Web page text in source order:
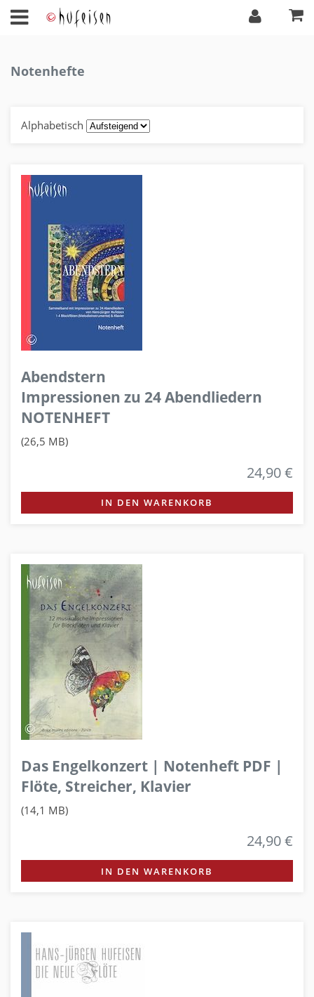
Notenhefte
Alphabetisch
Abendstern
Impressionen zu 24 Abendliedern
NOTENHEFT
(26,5 MB)
24,90 €
IN DEN WARENKORB
Das Engelkonzert | Notenheft PDF |
Flöte, Streicher, Klavier
(14,1 MB)
24,90 €
IN DEN WARENKORB